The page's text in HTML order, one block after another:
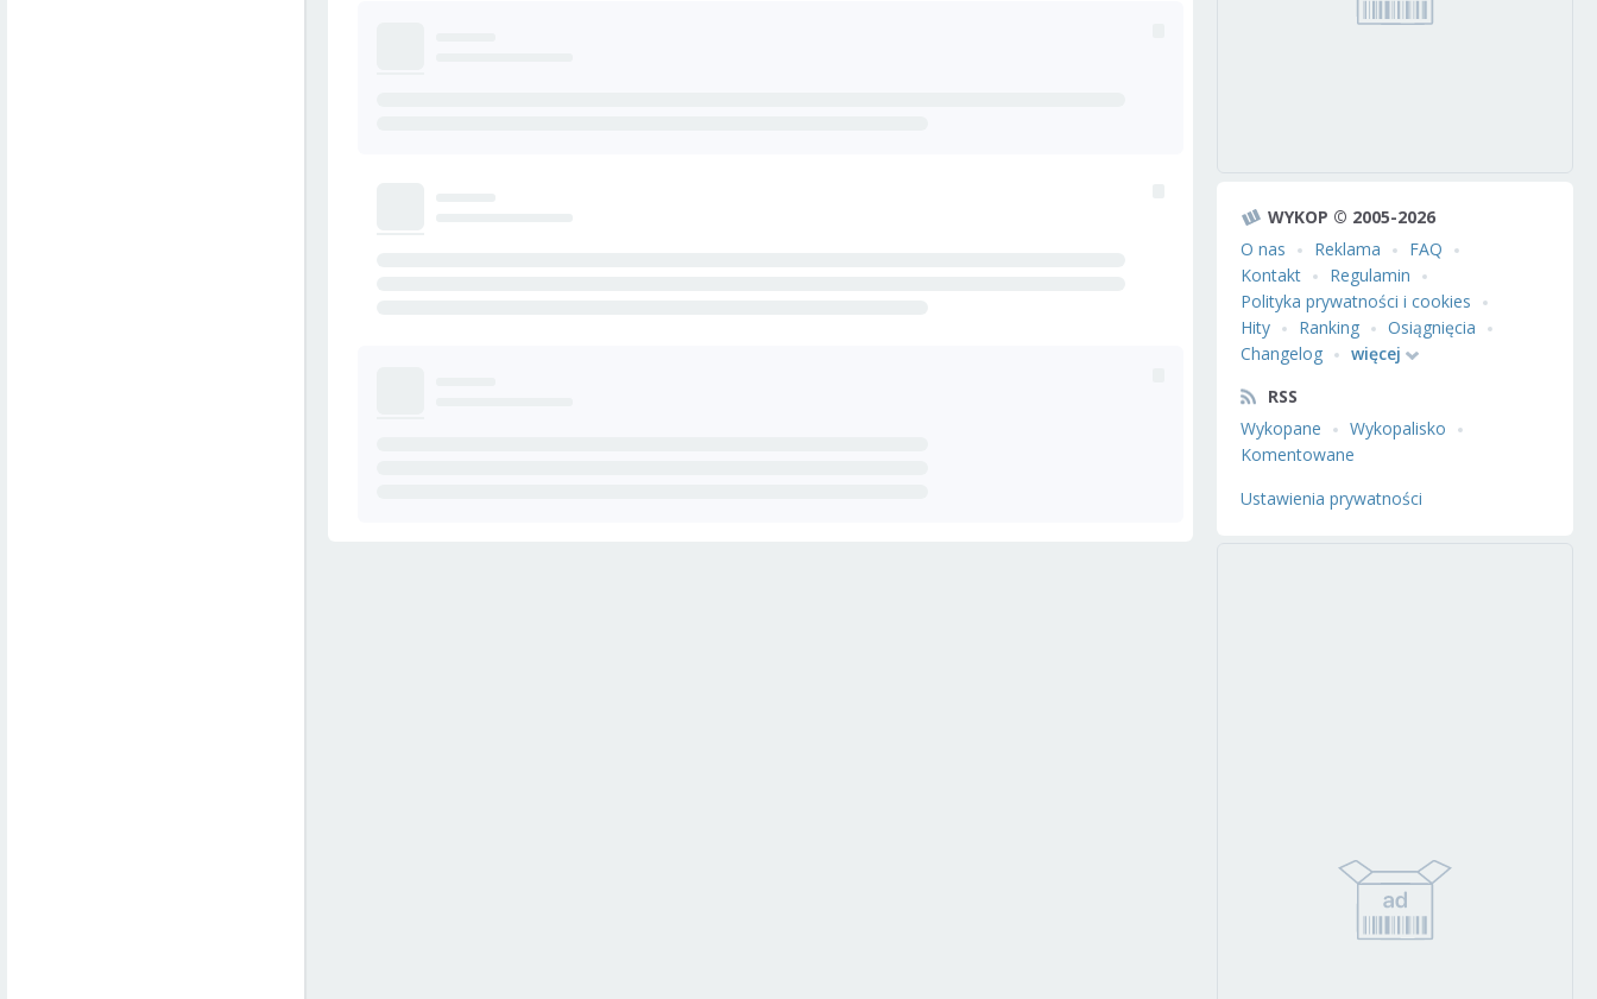
WYKOP © 2005-2026
O nas
Reklama
FAQ
Kontakt
Regulamin
Polityka prywatności i cookies
Hity
Ranking
Osiągnięcia
Changelog
więcej
RSS
Wykopane
Wykopalisko
Komentowane
Ustawienia prywatności